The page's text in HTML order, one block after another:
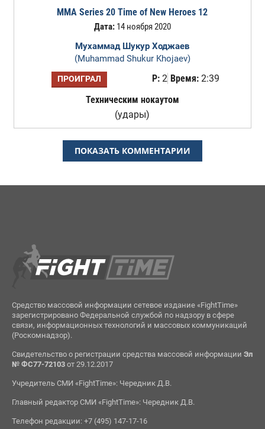
MMA Series 20 Time of New Heroes 12
Дата:14 ноября 2020
Мухаммад Шукур Ходжаев
(Muhammad Shukur Khojaev)
ПРОИГРАЛ Р:2 Время:2:39
Техническим нокаутом
(удары)
ПОКАЗАТЬ КОММЕНТАРИИ
Средство массовой информации сетевое издание «FightTime»
зарегистрировано Федеральной службой по надзору в сфере
связи, информационных технологий и массовых коммуникаций
(Роскомнадзор).
Свидетельство о регистрации средства массовой информации Эл
№ ФС77-72103от 29.12.2017
Учредитель СМИ «FightTime»: Чередник Д.В.
Главный редактор СМИ «FightTime»: Чередник Д.В.
Телефон редакции: +7 (495) 147-17-16